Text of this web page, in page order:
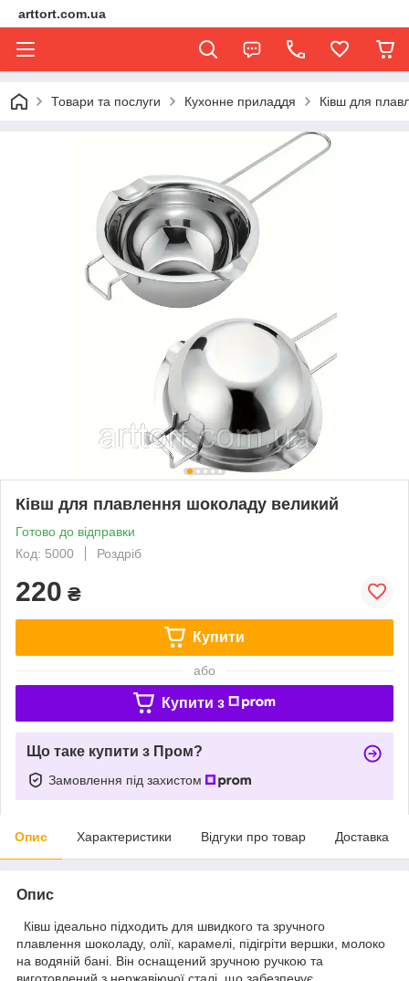
arttort.com.ua
Товари та послуги Кухонне приладдя Ківш для
Ківш для плавлення шоколаду великий
Готово до відправки
Код: 5000
Роздріб
220 ₴
Купити
або
Купити з
Що таке купити з Пром?
Замовлення під захистом
Опис Характеристики Відгуки про товар Доставка
Опис
Ківш ідеально підходить для швидкого та зручного
плавлення шоколаду, олії, карамелі, підігріти вершки, молоко
на водяній бані. Він оснащений зручною ручкою та
виготовлений з нержавіючої сталі, що забезпечує